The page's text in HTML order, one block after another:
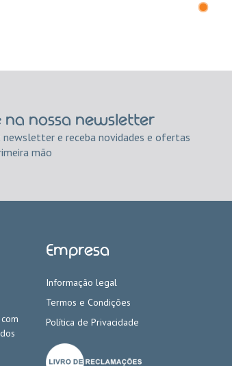
na nossa newsletter
newsletter e receba novidades e ofertas
mão
Empresa
Informação legal
Termos e Condições
Política de Privacidade